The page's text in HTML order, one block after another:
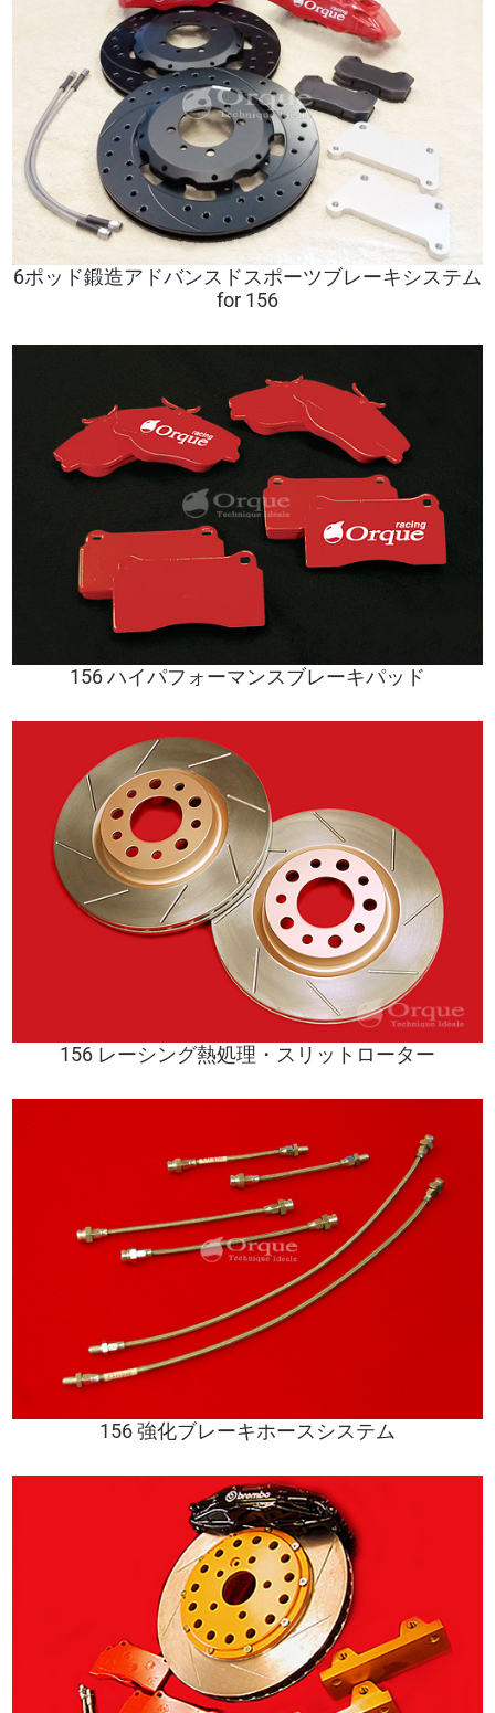
6ポッド鍛造アドバンスドスポーツブレーキシステム
for 156
156 ハイパフォーマンスブレーキパッド
156 レーシング熱処理・スリットローター
156 強化ブレーキホースシステム